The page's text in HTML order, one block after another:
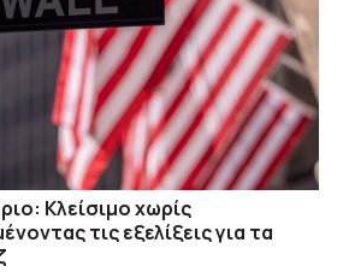
Κλείσιμο χωρίς
τις εξελίξεις για τα